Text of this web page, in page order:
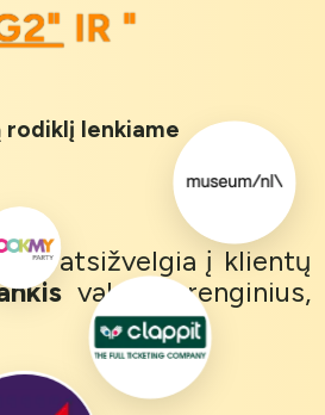
IR "
rodiklį lenkiame
ir atsižvelgia į klientų
valdant renginius,